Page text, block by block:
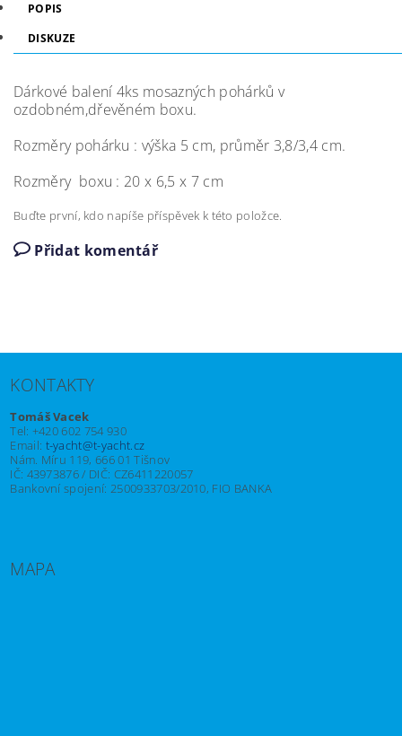
POPIS
DISKUZE
Dárkové balení 4ks mosazných pohárků v
ozdobném,dřevěném boxu.
Rozměry pohárku : výška 5 cm, průměr 3,8/3,4 cm.
Rozměry boxu : 20 x 6,5 x 7 cm
Buďte první, kdo napíše příspěvek k této položce.
Přidat komentář
KONTAKTY
Tomáš Vacek
Tel: +420 602 754 930
Email: t-yacht@t-yacht.cz
Nám. Míru 119, 666 01 Tišnov
IČ: 43973876 / DIČ: CZ6411220057
Bankovní spojení: 2500933703/2010, FIO BANKA
MAPA